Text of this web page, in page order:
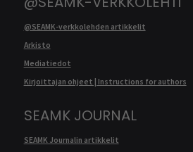
@SEAMK-verkkolehden artikkelit
Arkisto
Mediatiedot
Kirjoittajan ohjeet | Instructions for authors
SEAMK JOURNAL
SEAMK Journalin artikkelit